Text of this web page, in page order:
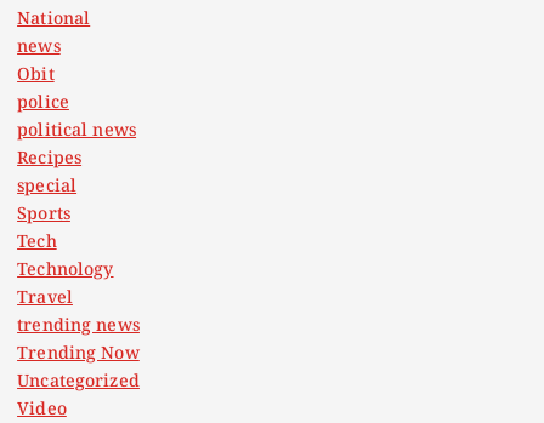
National
news
Obit
police
political news
Recipes
special
Sports
Tech
Technology
Travel
trending news
Trending Now
Uncategorized
Video